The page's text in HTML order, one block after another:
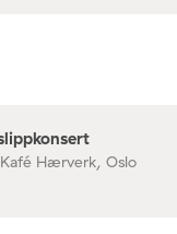
Hærverk, Oslo